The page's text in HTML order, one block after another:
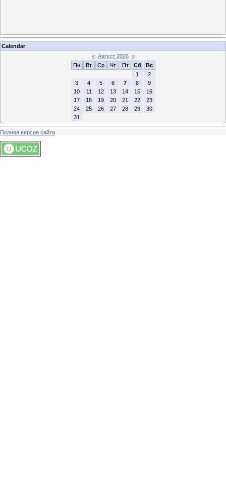
Calendar
« Август 2026 »
Пн
Вт Ср Чт Пт Сб
Вс
1
2
3
4 5 6 7 8
9
10
11 12 13 14 15
16
17
18 19 20 21 22
23
24
25 26 27 28 29
30
31
Полная версия сайта